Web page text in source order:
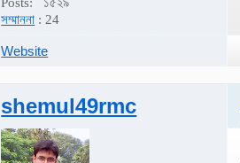
সম্মাননা : 24
Website
shemul49rmc